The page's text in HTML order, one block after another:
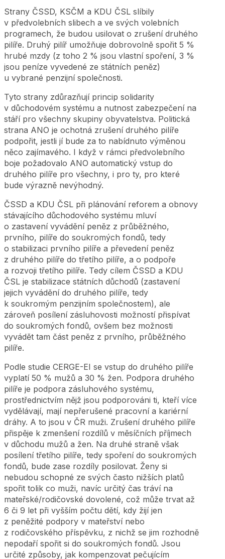
Strany ČSSD, KSČM a KDU ČSL slíbily
v předvolebních slibech a ve svých volebních
programech, že budou usilovat o zrušení druhého
pilíře. Druhý pilíř umožňuje dobrovolně spořit 5 %
hrubé mzdy (z toho 2 % jsou vlastní spoření, 3 %
jsou peníze vyvedené ze státních peněz)
u vybrané penzijní společnosti.
Tyto strany zdůrazňují princip solidarity
v důchodovém systému a nutnost zabezpečení na
stáří pro všechny skupiny obyvatelstva. Politická
strana ANO je ochotná zrušení druhého pilíře
podpořit, jestli jí bude za to nabídnuto výměnou
něco zajímavého. I když v rámci předvolebního
boje požadovalo ANO automatický vstup do
druhého pilíře pro všechny, i pro ty, pro které
bude výrazně nevýhodný.
ČSSD a KDU ČSL při plánování reforem a obnovy
stávajícího důchodového systému mluví
o zastavení vyvádění peněz z průběžného,
prvního, pilíře do soukromých fondů, tedy
o stabilizaci prvního pilíře a převedení peněz
z druhého pilíře do třetího pilíře, a o podpoře
a rozvoji třetího pilíře. Tedy cílem ČSSD a KDU
ČSL je stabilizace státních důchodů (zastavení
jejich vyvádění do druhého pilíře, tedy
k soukromým penzijním společnostem), ale
zároveň posílení zásluhovosti možností přispívat
do soukromých fondů, ovšem bez možnosti
vyvádět tam část peněz z prvního, průběžného
pilíře.
Podle studie CERGE-EI se vstup do druhého pilíře
vyplatí 50 % mužů a 30 % žen. Podpora druhého
pilíře je podpora zásluhového systému,
prostřednictvím nějž jsou podporováni ti, kteří více
vydělávají, mají nepřerušené pracovní a kariérní
dráhy. A to jsou v ČR muži. Zrušení druhého pilíře
přispěje k zmenšení rozdílů v měsíčních příjmech
v důchodu mužů a žen. Na druhé straně však
posílení třetího pilíře, tedy spoření do soukromých
fondů, bude zase rozdíly posilovat. Ženy si
nebudou schopné ze svých často nižších platů
spořit tolik co muži, navíc určitý čas tráví na
mateřské/rodičovské dovolené, což může trvat až
6 či 9 let při vyšším počtu dětí, kdy žijí jen
z peněžité podpory v mateřství nebo
z rodičovského příspěvku, z nichž se jim rozhodně
nepodaří spořit si do soukromých fondů. Jsou
určité způsoby, jak kompenzovat pečujícím